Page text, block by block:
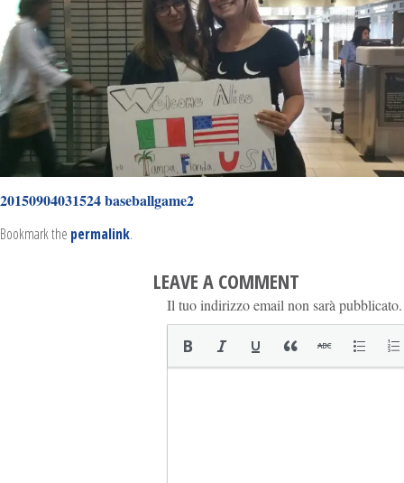
20150904031524baseballgame2
Bookmark the permalink.
LEAVE A COMMENT
Il tuo indirizzo email non sarà pubblicato.